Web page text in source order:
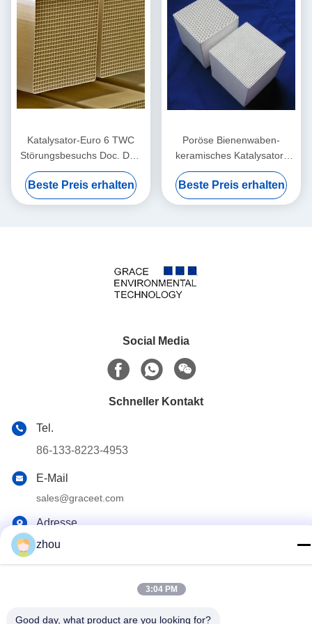
Katalysator-Euro 6 TWC
Störungsbesuchs Doc. DPF
für schwere
Handelsdieselfahrzeuge
Beste Preis erhalten
Poröse Bienenwaben-
keramisches Katalysator-
Fördermaschinen-
Katalysator-Bienenwaben-
Material
Beste Preis erhalten
Social Media
Schneller Kontakt
Tel.
86-133-8223-4953
E-Mail
sales@graceet.com
Adresse
Oststraße No.333 Jincheng, Xinwu-Bezirk, Wuxi-Stadt,
Datenschutzrichtlinie|
China Gute Qualität Katalysator DPF Lieferant. Urheberrecht ©
zhou
3:04 PM
Good day, what product are you looking for?